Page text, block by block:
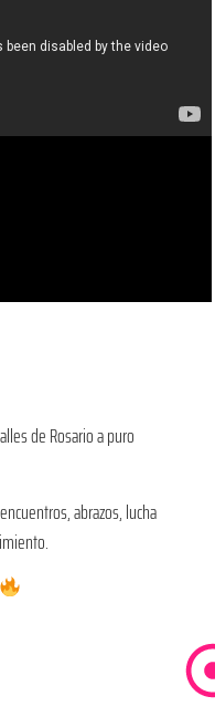
de Rosario a puro
abrazos, lucha